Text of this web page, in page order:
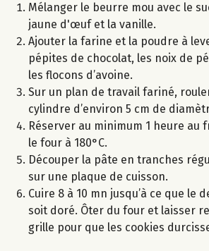
Mélanger le beurre mou avec le
jaune d'œuf et la vanille.
Ajouter la farine et la poudre à
pépites de chocolat, les noix de
les flocons d’avoine.
Sur un plan de travail fariné,
cylindre d’environ 5 cm de
Réserver au minimum 1 heure au
le four à 180°C.
Découper la pâte en tranches
sur une plaque de cuisson.
Cuire 8 à 10 mn jusqu’à ce que le
soit doré. Ôter du four et laisser
grille pour que les cookies